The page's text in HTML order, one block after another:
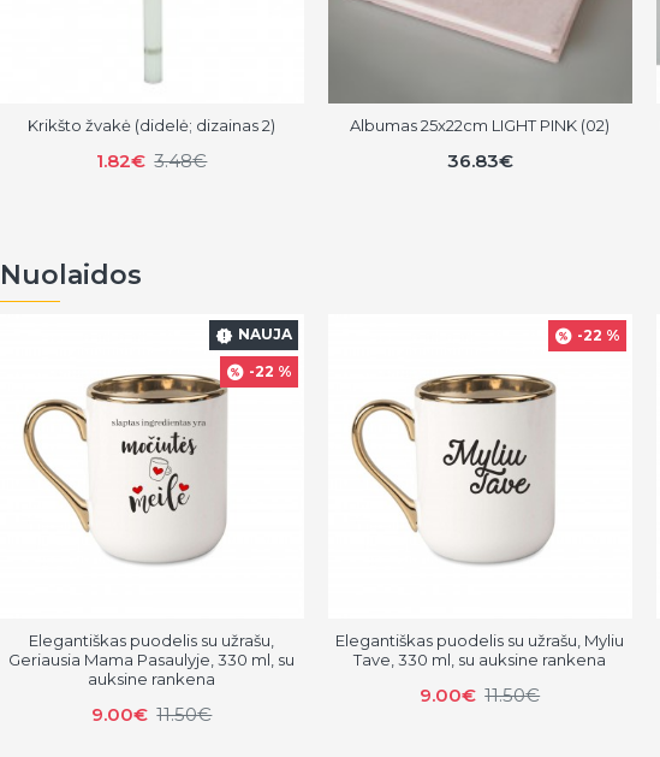
Krikšto žvakė (didelė; dizainas 2)
1.82€ 3.48€
Albumas 25x22cm LIGHT PINK (02)
36.83€
Nuolaidos
NAUJA
-22 %
Elegantiškas puodelis su užrašu,
Geriausia Mama Pasaulyje, 330 ml, su
auksine rankena
9.00€ 11.50€
-22 %
Elegantiškas puodelis su užrašu, Myliu
Tave, 330 ml, su auksine rankena
9.00€ 11.50€